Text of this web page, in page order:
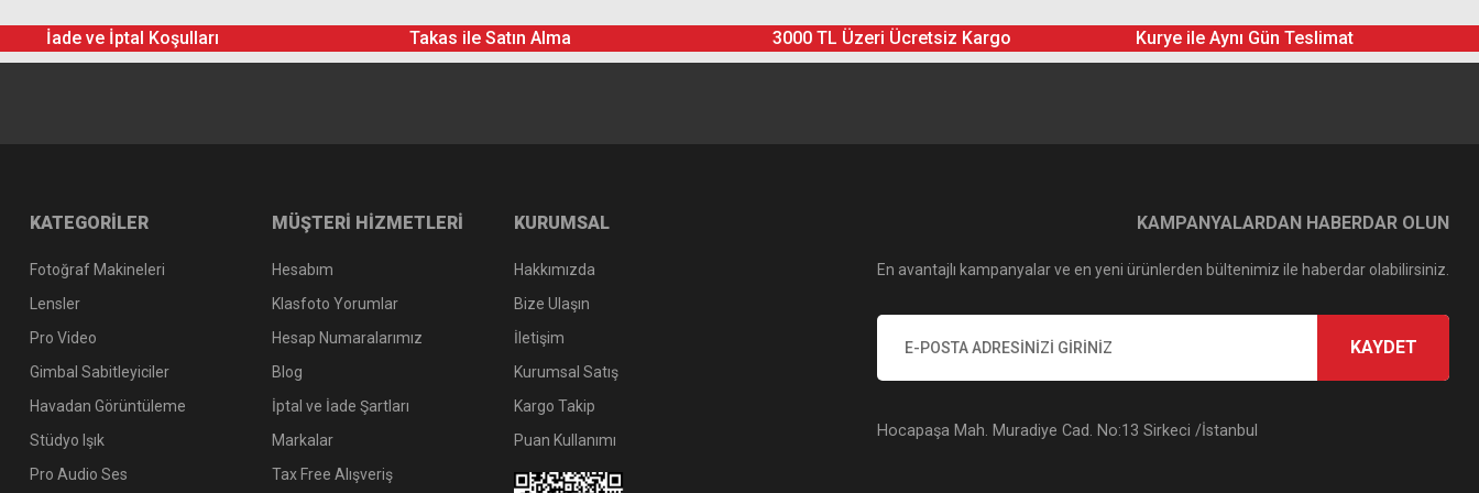
İade ve İptal Koşulları Takas ile Satın Alma 3000 TL Üzeri Ücretsiz Kargo Kurye ile Aynı Gün Teslimat
KATEGORİLER
Fotoğraf Makineleri
Lensler
Pro Video
Gimbal Sabitleyiciler
Havadan Görüntüleme
Stüdyo Işık
Pro Audio Ses
MÜŞTERİ HİZMETLERİ
Hesabım
Klasfoto Yorumlar
Hesap Numaralarımız
Blog
İptal ve İade Şartları
Markalar
Tax Free Alışveriş
KURUMSAL
Hakkımızda
Bize Ulaşın
İletişim
Kurumsal Satış
Kargo Takip
Puan Kullanımı
KAMPANYALARDAN HABERDAR OLUN
En avantajlı kampanyalar ve en yeni ürünlerden bültenimiz ile haberdar olabilirsiniz.
KAYDET
Hocapaşa Mah. Muradiye Cad. No:13 Sirkeci /İstanbul